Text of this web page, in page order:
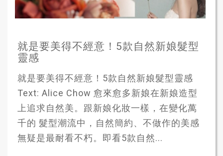
就是要美得不經意！5款自然新娘髮型
靈感
就是要美得不經意！5款自然新娘髮型靈感
Text: Alice Chow 愈來愈多新娘在新娘造型
上追求自然美。跟新娘化妝一樣，在變化萬
千的 髮型潮流中，自然簡約、不做作的美感
無疑是最耐看不朽。即看5款自然...